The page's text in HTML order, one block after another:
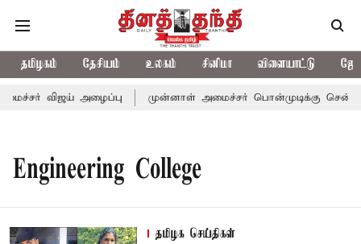
தமிழகம் தேசியம் உலகம் சினிமா விளையாட்டு
விஜய் அழைப்பு முன்னாள் அமைச்சர் பொன்முடிக்கு சென்னை
Engineering College
தமிழக செய்திகள்